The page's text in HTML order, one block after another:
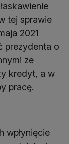
tej sprawie
2021
prezydenta o
ze
kredyt, a w
pracę.
wpłynięcie